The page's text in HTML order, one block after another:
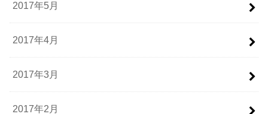
2017年5月
2017年4月
2017年3月
2017年2月